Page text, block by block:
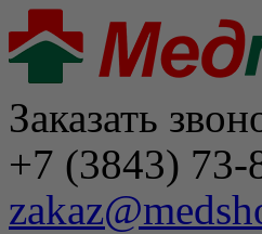
Заказать
+7 (3843) 73-